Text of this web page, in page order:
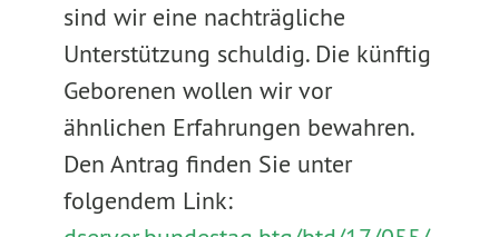
sind wir eine nachträgliche
Unterstützung schuldig. Die künftig
Geborenen wollen wir vor
ähnlichen Erfahrungen bewahren.
Den Antrag finden Sie unter
folgendem Link: